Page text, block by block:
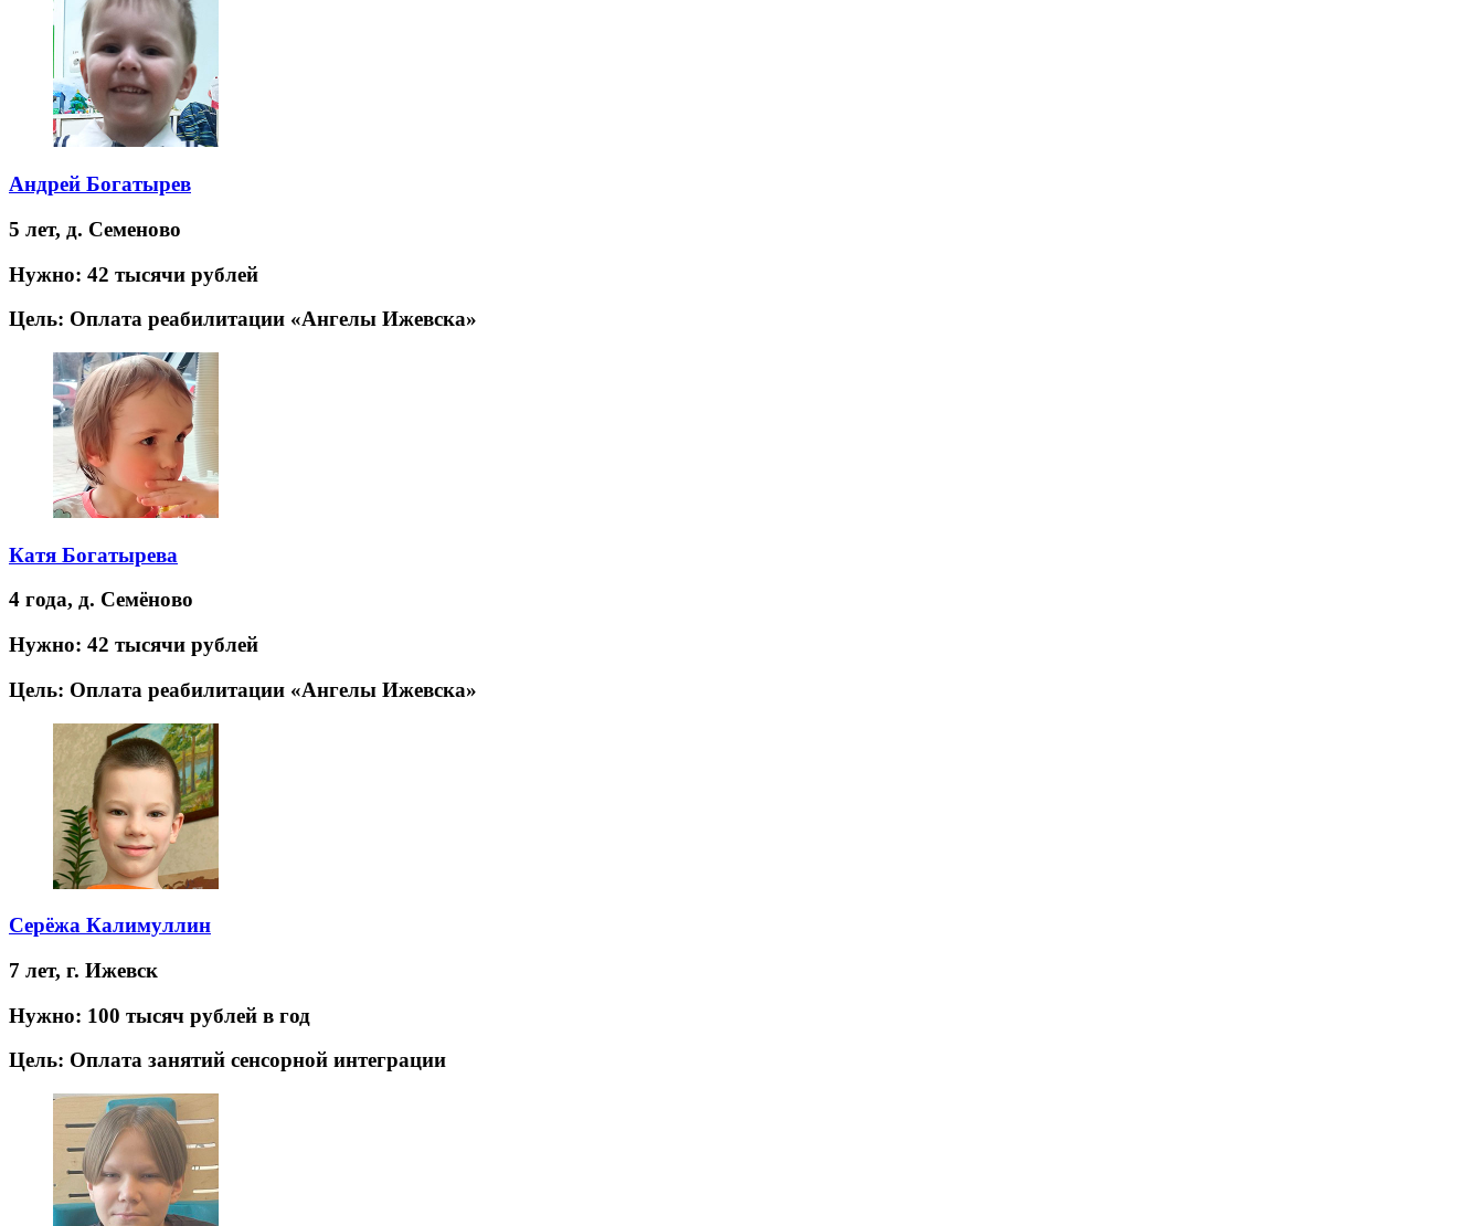
Андрей Богатырев
5 лет, д. Семеново
Нужно: 42 тысячи рублей
Цель: Оплата реабилитации «Ангелы Ижевска»
Катя Богатырева
4 года, д. Семёново
Нужно: 42 тысячи рублей
Цель: Оплата реабилитации «Ангелы Ижевска»
Серёжа Калимуллин
7 лет, г. Ижевск
Нужно: 100 тысяч рублей в год
Цель: Оплата занятий сенсорной интеграции